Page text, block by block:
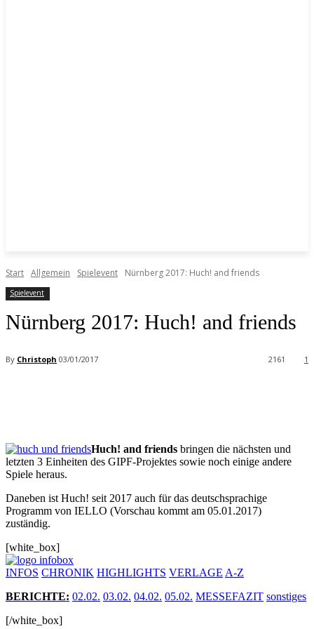
Start Allgemein Spielevent Nürnberg 2017: Huch! and friends
Spielevent
Nürnberg 2017: Huch! and friends
By Christoph 03/01/2017 1
2161
Huch! and friends bringen die nächsten und
letzten 3 Einheiten des GIPF-Projektes sowie noch einige andere
Spiele heraus.
Daneben ist Huch! seit 2017 auch für das deutschsprachige
Programm von IELLO (Vorschau kommt am 05.01.2017)
zuständig.
[white_box]
INFOS CHRONIK HIGHLIGHTS VERLAGE A-Z
BERICHTE: 02.02. 03.02. 04.02. 05.02. MESSEFAZIT sonstiges
[/white_box]